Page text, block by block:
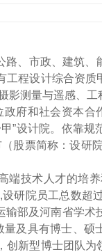
、市政、建筑
程设计综合资质
影测量与遥感、
政府和社会资本合
”设计院。 依靠规
股票简称：设研
端技术人才的培
,设研院员工总数超
部及河南省学术
量及具有博士、硕
新型博士团队